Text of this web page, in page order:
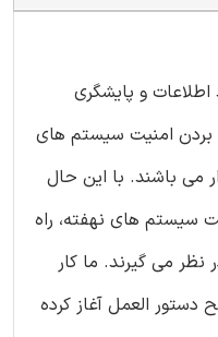
اطلاعات و پایشگری
بردن امنیت سیستم های
می باشند. با این حال
سیستم های نهفته، راه
نظر می گیرند. ما کار
العمل آغاز کرده